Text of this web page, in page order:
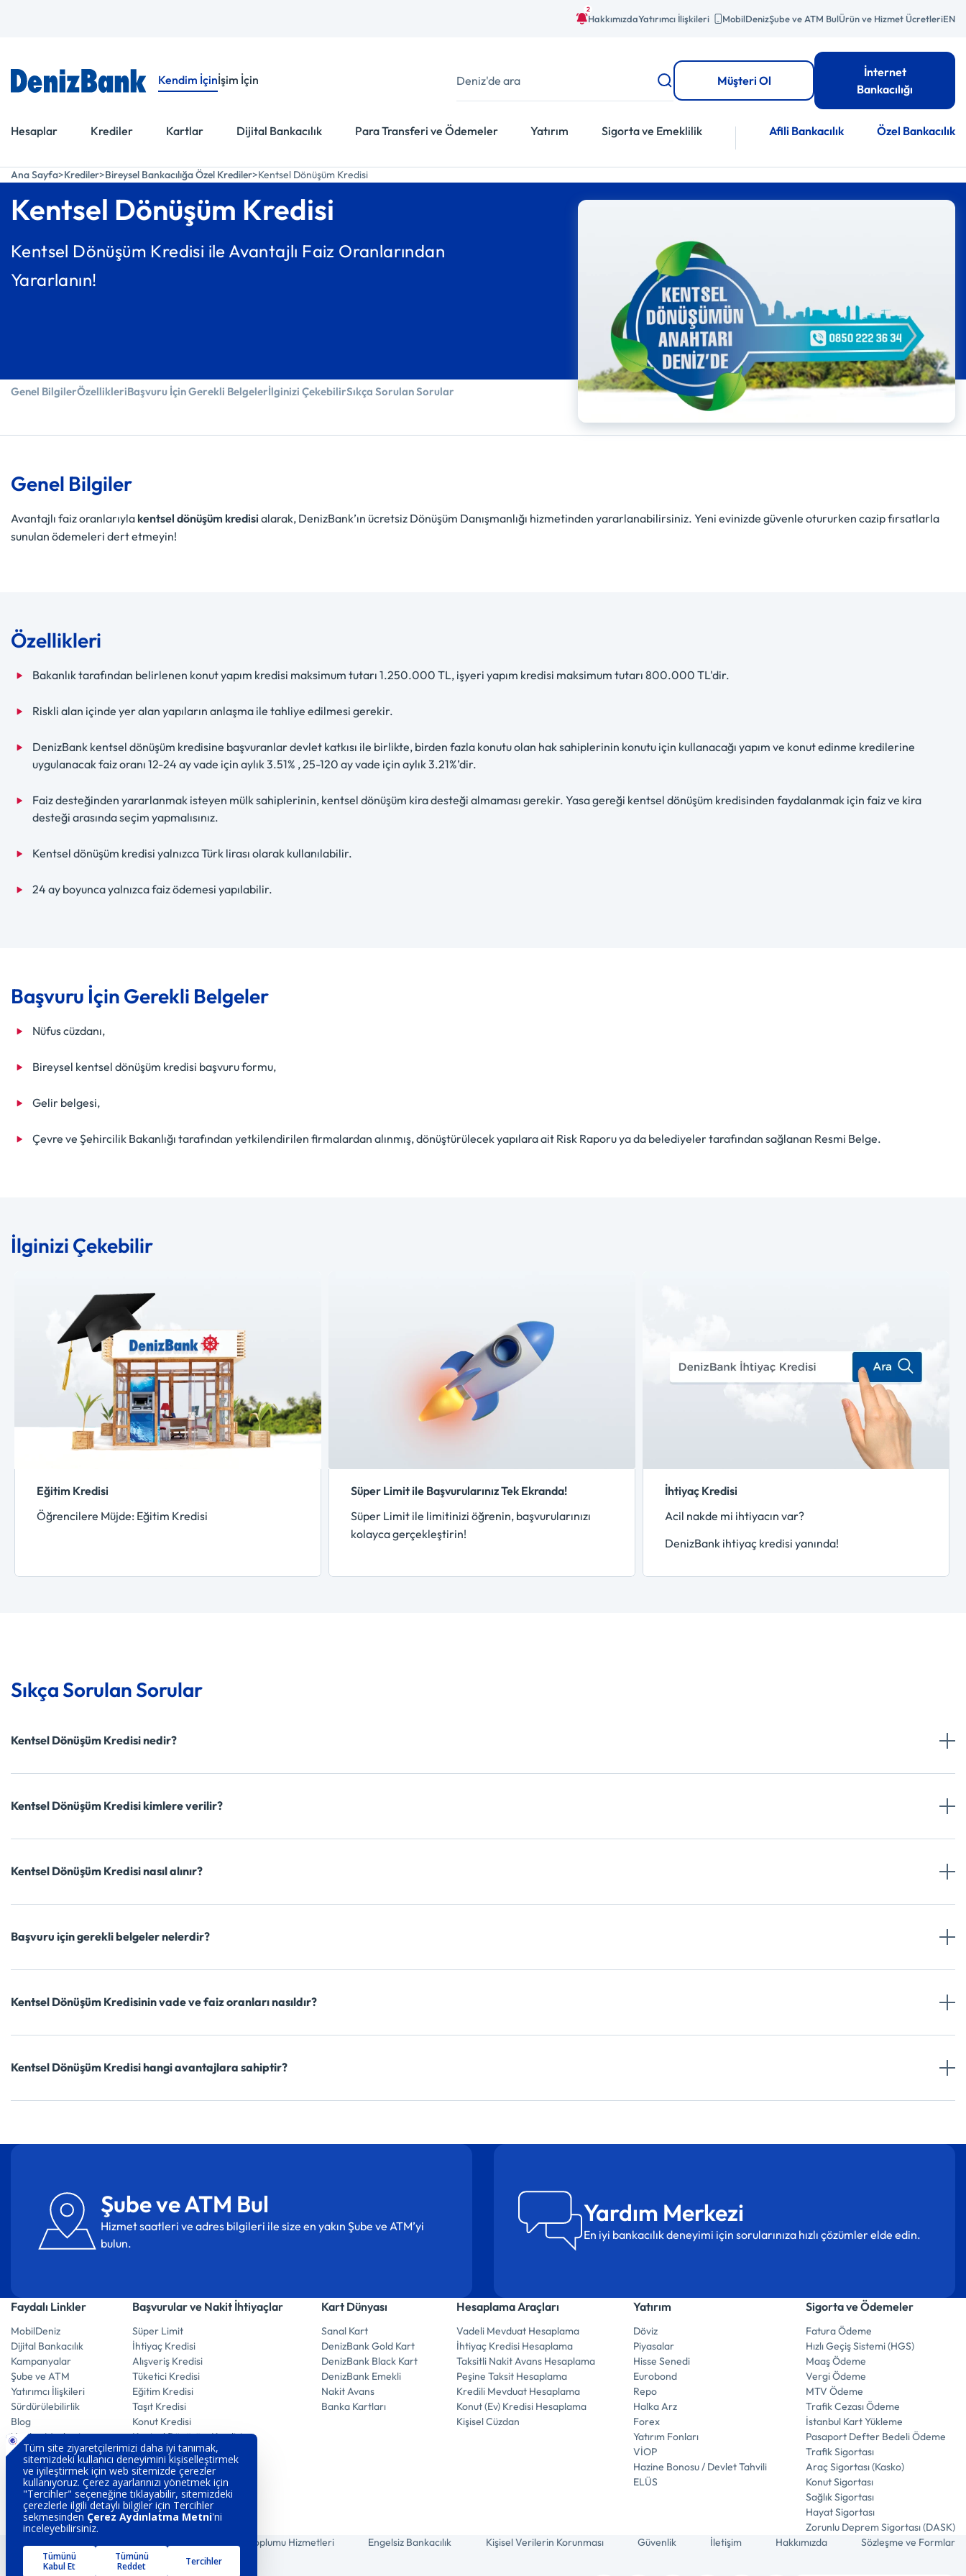
2
HakkımızdaYatırımcı İlişkileri MobilDenizŞube ve ATM BulÜrün ve Hizmet ÜcretleriEN
Kendim İçinİşim İçin
Hesaplar Krediler Kartlar Dijital Bankacılık Para Transferi ve Ödemeler Yatırım Sigorta ve Emeklilik Afili Bankacılık Özel Bankacılık
Müşteri Ol
İnternet
Bankacılığı
Ana Sayfa Krediler Bireysel Bankacılığa Özel Krediler Kentsel Dönüşüm Kredisi
Kentsel Dönüşüm Kredisi
Kentsel Dönüşüm Kredisi ile Avantajlı Faiz Oranlarından
Yararlanın!
Genel BilgilerÖzellikleriBaşvuru İçin Gerekli Belgelerİlginizi ÇekebilirSıkça Sorulan Sorular
Genel Bilgiler
Avantajlı faiz oranlarıyla kentsel dönüşüm kredisi alarak, DenizBank’ın ücretsiz Dönüşüm Danışmanlığı hizmetinden yararlanabilirsiniz. Yeni evinizde güvenle otururken cazip fırsatlarla
sunulan ödemeleri dert etmeyin!
Özellikleri
Bakanlık tarafından belirlenen konut yapım kredisi maksimum tutarı 1.250.000 TL, işyeri yapım kredisi maksimum tutarı 800.000 TL'dir.
Riskli alan içinde yer alan yapıların anlaşma ile tahliye edilmesi gerekir.
DenizBank kentsel dönüşüm kredisine başvuranlar devlet katkısı ile birlikte, birden fazla konutu olan hak sahiplerinin konutu için kullanacağı yapım ve konut edinme kredilerine
uygulanacak faiz oranı 12-24 ay vade için aylık 3.51% , 25-120 ay vade için aylık 3.21%’dir.
Faiz desteğinden yararlanmak isteyen mülk sahiplerinin, kentsel dönüşüm kira desteği almaması gerekir. Yasa gereği kentsel dönüşüm kredisinden faydalanmak için faiz ve kira
desteği arasında seçim yapmalısınız.
Kentsel dönüşüm kredisi yalnızca Türk lirası olarak kullanılabilir.
24 ay boyunca yalnızca faiz ödemesi yapılabilir.
Başvuru İçin Gerekli Belgeler
Nüfus cüzdanı,
Bireysel kentsel dönüşüm kredisi başvuru formu,
Gelir belgesi,
Çevre ve Şehircilik Bakanlığı tarafından yetkilendirilen firmalardan alınmış, dönüştürülecek yapılara ait Risk Raporu ya da belediyeler tarafından sağlanan Resmi Belge.
İlginizi Çekebilir
Eğitim Kredisi
Öğrencilere Müjde: Eğitim Kredisi
Süper Limit ile Başvurularınız Tek Ekranda!
Süper Limit ile limitinizi öğrenin, başvurularınızı
kolayca gerçekleştirin!
İhtiyaç Kredisi
Acil nakde mi ihtiyacın var?
DenizBank ihtiyaç kredisi yanında!
Sıkça Sorulan Sorular
Kentsel Dönüşüm Kredisi nedir?
Kentsel Dönüşüm Kredisi kimlere verilir?
Kentsel Dönüşüm Kredisi nasıl alınır?
Başvuru için gerekli belgeler nelerdir?
Kentsel Dönüşüm Kredisinin vade ve faiz oranları nasıldır?
Kentsel Dönüşüm Kredisi hangi avantajlara sahiptir?
Şube ve ATM Bul
Hizmet saatleri ve adres bilgileri ile size en yakın Şube ve ATM’yi
bulun.
Yardım Merkezi
En iyi bankacılık deneyimi için sorularınıza hızlı çözümler elde edin.
Faydalı Linkler
MobilDeniz
Dijital Bankacılık
Kampanyalar
Şube ve ATM
Yatırımcı İlişkileri
Sürdürülebilirlik
Blog
Yardım Merkezi
Emekli Promosyon
Başvurular ve Nakit İhtiyaçlar
Süper Limit
İhtiyaç Kredisi
Alışveriş Kredisi
Tüketici Kredisi
Eğitim Kredisi
Taşıt Kredisi
Konut Kredisi
Kentsel Dönüşüm Kredisi
Kaptan Hesap
E-Mevduat Hesap
Vadeli Döviz Hesabı
Vadeli Altın Hesabı
Vadeli Mevduat Hesabı
Kart Dünyası
Sanal Kart
DenizBank Gold Kart
DenizBank Black Kart
DenizBank Emekli
Nakit Avans
Banka Kartları
Hesaplama Araçları
Vadeli Mevduat Hesaplama
İhtiyaç Kredisi Hesaplama
Taksitli Nakit Avans Hesaplama
Peşine Taksit Hesaplama
Kredili Mevduat Hesaplama
Konut (Ev) Kredisi Hesaplama
Kişisel Cüzdan
Yatırım
Döviz
Piyasalar
Hisse Senedi
Eurobond
Repo
Halka Arz
Forex
Yatırım Fonları
VİOP
Hazine Bonosu / Devlet Tahvili
ELÜS
Sigorta ve Ödemeler
Fatura Ödeme
Hızlı Geçiş Sistemi (HGS)
Maaş Ödeme
Vergi Ödeme
MTV Ödeme
Trafik Cezası Ödeme
İstanbul Kart Yükleme
Pasaport Defter Bedeli Ödeme
Trafik Sigortası
Araç Sigortası (Kasko)
Konut Sigortası
Sağlık Sigortası
Hayat Sigortası
Zorunlu Deprem Sigortası (DASK)
Bilgi Toplumu Hizmetleri Engelsiz Bankacılık Kişisel Verilerin Korunması Güvenlik İletişim Hakkımızda Sözleşme ve Formlar